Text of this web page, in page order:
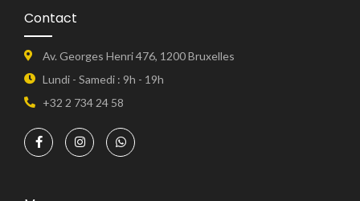
Contact
Av. Georges Henri 476, 1200 Bruxelles
Lundi - Samedi : 9h - 19h
+32 2 734 24 58